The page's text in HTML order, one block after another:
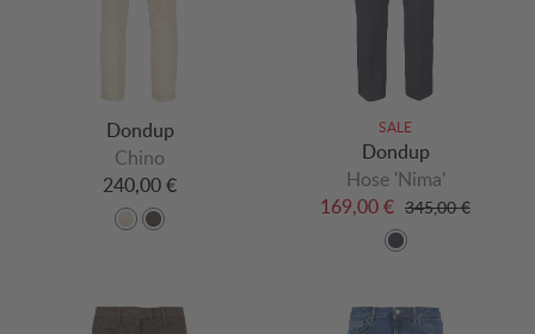
Dondup
Chino
240,00 €
SALE
Dondup
Hose 'Nima'
169,00 € 345,00 €